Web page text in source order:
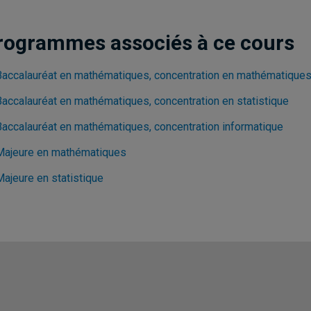
associés à ce cours
en mathématiques, concentration en mathématiques
en mathématiques, concentration en statistique
en mathématiques, concentration informatique
en mathématiques
en statistique